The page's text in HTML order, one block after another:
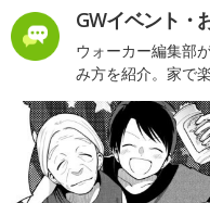
GWイベント・
ウォーカー編集部
み方を紹介。家で